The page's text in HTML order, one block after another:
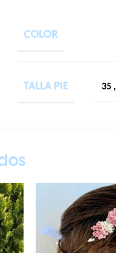
COLOR
TALLA PIE 35 ,